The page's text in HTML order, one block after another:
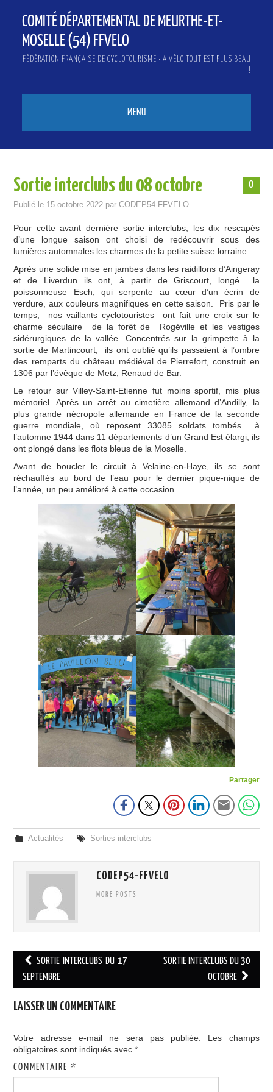
COMITÉ DÉPARTEMENTAL DE MEURTHE-ET-
MOSELLE (54) FFVELO
FÉDÉRATION FRANÇAISE DE CYCLOTOURISME • A VÉLO TOUT EST PLUS BEAU
!
MENU
ACCUEIL
QUI SOMMES-NOUS ?
ACTUALITÉS
INFOS & PRESSE
BICLOU
COMMISSIONS
SITES BPF
ESPACE MEMBRES
0
Sortie interclubs du 08 octobre
Publié le 15 octobre 2022 parCODEP54-FFVELO
Pour cette avant dernière sortie interclubs, les dix rescapés
d’une longue saison ont choisi de redécouvrir sous des
lumières automnales les charmes de la petite suisse lorraine.
Après une solide mise en jambes dans les raidillons d’Aingeray
et de Liverdun ils ont, à partir de Griscourt, longé la
poissonneuse Esch, qui serpente au cœur d’un écrin de
verdure, aux couleurs magnifiques en cette saison. Pris par le
temps, nos vaillants cyclotouristes ont fait une croix sur le
charme séculaire de la forêt de Rogéville et les vestiges
sidérurgiques de la vallée. Concentrés sur la grimpette à la
sortie de Martincourt, ils ont oublié qu’ils passaient à l’ombre
des remparts du château médiéval de Pierrefort, construit en
1306 par l’évêque de Metz, Renaud de Bar.
Le retour sur Villey-Saint-Etienne fut moins sportif, mis plus
mémoriel. Après un arrêt au cimetière allemand d’Andilly, la
plus grande nécropole allemande en France de la seconde
guerre mondiale, où reposent 33085 soldats tombés à
l’automne 1944 dans 11 départements d’un Grand Est élargi, ils
ont plongé dans les flots bleus de la Moselle.
Avant de boucler le circuit à Velaine-en-Haye, ils se sont
réchauffés au bord de l’eau pour le dernier pique-nique de
l’année, un peu amélioré à cette occasion.
Partager
Actualités Sorties interclubs
CODEP54-FFVELO
MORE POSTS
Navigation
des
articles
SORTIE INTERCLUBS DU 17
SEPTEMBRE
SORTIE INTERCLUBS DU 30
OCTOBRE
LAISSER UN COMMENTAIRE
Votre adresse e-mail ne sera pas publiée.
Les champs
obligatoires sont indiqués avec*
COMMENTAIRE*